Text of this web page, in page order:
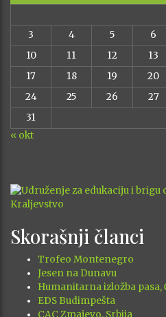
3
4 5 6
10
11 12 13
17
18 19 20
24
25 26 27
31
« okt
Skorašnji članci
Trofeo Montenegro
Jesen na Dunavu
Humanitarna izložba pasa,
EDS Budimpešta
CAC Zmajevo, Srbija